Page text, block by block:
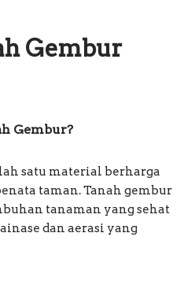
Gembur
Gembur?
satu material berharga
taman. Tanah gembur
tanaman yang sehat
dan aerasi yang